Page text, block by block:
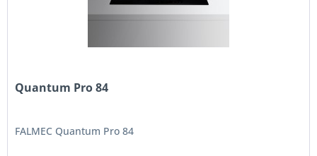
Quantum Pro 84
FALMEC Quantum Pro 84